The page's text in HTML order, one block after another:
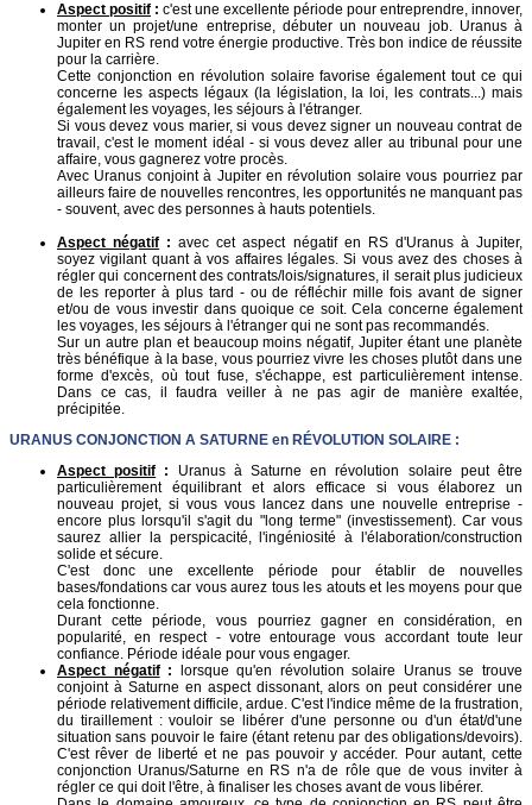
Aspect positif : c'est une excellente période pour entreprendre, innover,
monter un projet/une entreprise, débuter un nouveau job. Uranus à
Jupiter en RS rend votre énergie productive. Très bon indice de réussite
pour la carrière.
Cette conjonction en révolution solaire favorise également tout ce qui
concerne les aspects légaux (la législation, la loi, les contrats...) mais
également les voyages, les séjours à l'étranger.
Si vous devez vous marier, si vous devez signer un nouveau contrat de
travail, c'est le moment idéal - si vous devez aller au tribunal pour une
affaire, vous gagnerez votre procès.
Avec Uranus conjoint à Jupiter en révolution solaire vous pourriez par
ailleurs faire de nouvelles rencontres, les opportunités ne manquant pas
- souvent, avec des personnes à hauts potentiels.
Aspect négatif : avec cet aspect négatif en RS d'Uranus à Jupiter,
soyez vigilant quant à vos affaires légales. Si vous avez des choses à
régler qui concernent des contrats/lois/signatures, il serait plus judicieux
de les reporter à plus tard - ou de réfléchir mille fois avant de signer
et/ou de vous investir dans quoique ce soit. Cela concerne également
les voyages, les séjours à l'étranger qui ne sont pas recommandés.
Sur un autre plan et beaucoup moins négatif, Jupiter étant une planète
très bénéfique à la base, vous pourriez vivre les choses plutôt dans une
forme d'excès, où tout fuse, s'échappe, est particulièrement intense.
Dans ce cas, il faudra veiller à ne pas agir de manière exaltée,
précipitée.
URANUS CONJONCTION A SATURNE en RÉVOLUTION SOLAIRE :
Aspect positif :
Uranus à Saturne en révolution solaire peut être
particulièrement équilibrant et alors efficace si vous élaborez un
nouveau projet, si vous vous lancez dans une nouvelle entreprise -
encore plus lorsqu'il s'agit du "long terme" (investissement). Car vous
saurez allier la perspicacité, l'ingéniosité à l'élaboration/construction
solide et sécure.
C'est donc une excellente période pour établir de nouvelles
bases/fondations car vous aurez tous les atouts et les moyens pour que
cela fonctionne.
Durant cette période, vous pourriez gagner en considération, en
popularité, en respect - votre entourage vous accordant toute leur
confiance. Période idéale pour vous engager.
Aspect négatif: lorsque qu'en révolution solaire Uranus se trouve
conjoint à Saturne en aspect dissonant, alors on peut considérer une
période relativement difficile, ardue. C'est l'indice même de la frustration,
du tiraillement : vouloir se libérer d'une personne ou d'un état/d'une
situation sans pouvoir le faire (étant retenu par des obligations/devoirs).
C'est rêver de liberté et ne pas pouvoir y accéder. Pour autant, cette
conjonction Uranus/Saturne en RS n'a de rôle que de vous inviter à
régler ce qui doit l'être, à finaliser les choses avant de vous libérer.